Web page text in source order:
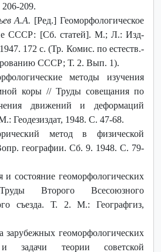
209.
А.А. [Ред.] Геоморфологическое
СССР: [Сб. статей]. М.; Л.: Изд-
172 с. (Тр. Комис. по естеств.-
СССР; Т. 2. Вып. 1).
методы изучения
коры // Труды совещания по
движений и деформаций
Геодезиздат, 1948. С. 47-68.
метод в физической
географии. Сб. 9. 1948. С. 79-
и состояние геоморфологических
Второго Всесоюзного
съезда. Т. 2. М.: Географгиз,
зарубежных геоморфологических
задачи теории советской